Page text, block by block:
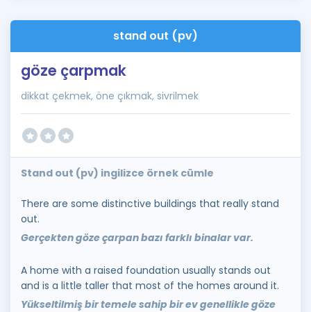
İngilizce Gramer
stand out (pv)
göze çarpmak
dikkat çekmek, öne çıkmak, sivrilmek
Stand out (pv) ingilizce örnek cümle
There are some distinctive buildings that really stand
out.
Gerçekten göze çarpan bazı farklı binalar var.
A home with a raised foundation usually stands out
and is a little taller that most of the homes around it.
Yükseltilmiş bir temele sahip bir ev genellikle göze